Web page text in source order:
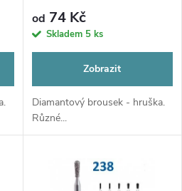
od 74 Kč
Skladem 5 ks
Zobrazit
Diamantový brousek - hruška.
Různé...